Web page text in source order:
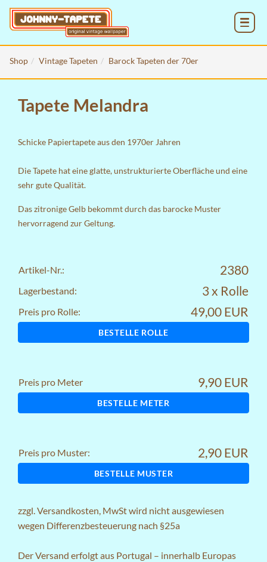
Shop Vintage Tapeten Barock Tapeten der 70er
Tapete Melandra
Schicke Papiertapete aus den 1970er Jahren
Die Tapete hat eine glatte, unstrukturierte Oberfläche und eine
sehr gute Qualität.
Das zitronige Gelb bekommt durch das barocke Muster
hervorragend zur Geltung.
Artikel-Nr.: 2380
Lagerbestand: 3 x Rolle
Preis pro Rolle: 49,00 EUR
BESTELLE ROLLE
Preis pro Meter 9,90 EUR
BESTELLE METER
Preis pro Muster: 2,90 EUR
BESTELLE MUSTER
zzgl.Versandkosten, MwSt wird nicht ausgewiesen
wegen Differenzbesteuerung nach §25a
Der Versand erfolgt aus Portugal – innerhalb Europas